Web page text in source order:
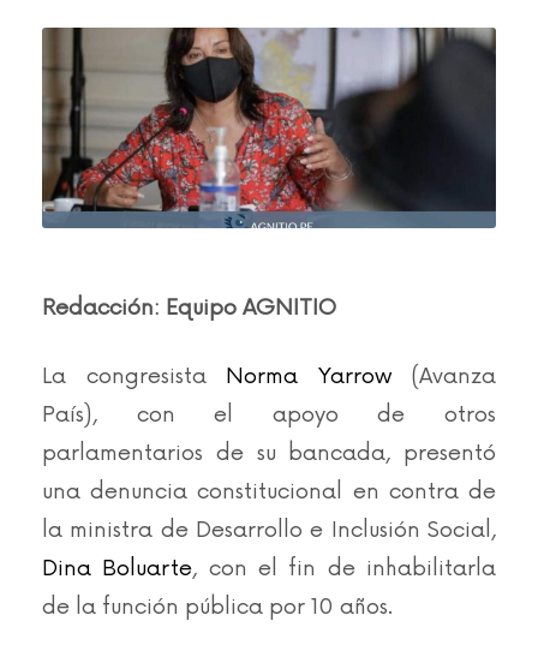
Redacción: Equipo AGNITIO
La congresista Norma Yarrow(Avanza
País), con el apoyo de otros
parlamentarios de su bancada, presentó
una denuncia constitucional en contra de
la ministra de Desarrollo e Inclusión Social,
Dina Boluarte, con el fin de inhabilitarla
de la función pública por 10 años.